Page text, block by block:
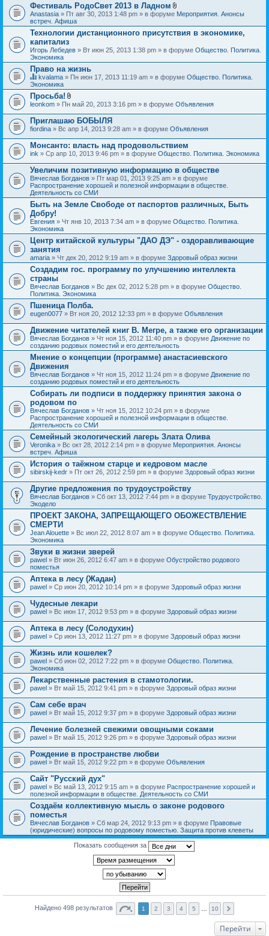
Фестиваль РодоСвет 2013 в Ладном
В
о
ж
н
и
я
Anastasia » Пт авг 30, 2013 1:48 pm » в форуме Мероприятия. Анонсы
встреч. Афиша
Технологии дистанционного присутствия в экономике,
капитализ
Игорь Лебедев » Вт июн 25, 2013 1:38 pm » в форуме Общество. Политика.
Экономика
Право на жизнь
Д
а
н
н
я
т
е
м
а
с
о
д
е
р
ж
и
т
о
п
р
о
с
.
kvalama » Пн июн 17, 2013 11:19 am » в форуме Общество. Политика.
Экономика
Просьба!
В
о
ж
е
н
и
я
leonkom » Пн май 20, 2013 3:16 pm » в форуме Объявления
Приглашаю БОБЫЛЯ
fiordina » Вс апр 14, 2013 9:28 am » в форуме Объявления
Монсанто: власть над продовольствием
ink » Ср апр 10, 2013 9:46 pm » в форуме Общество. Политика. Экономика
Увеличим позитивную информацию в обществе
Вячеслав Богданов » Пт мар 01, 2013 9:25 am » в форуме
Распространение хорошей и полезной информации в обществе.
Деятельность со СМИ
Быть на Земле Свободе от паспортов различных, Быть
Добру!
Евгения » Чт янв 10, 2013 7:34 am » в форуме Общество. Политика.
Экономика
Центр китайской культуры "ДАО ДЭ" - оздоравливающие
занятия
amaria » Чт дек 20, 2012 9:19 am » в форуме Здоровый образ жизни
Создадим гос. программу по улучшению интеллекта
страны
Вячеслав Богданов » Вс дек 02, 2012 5:28 pm » в форуме Общество.
Политика. Экономика
Пшеница Полба.
eugen0077 » Вт ноя 20, 2012 12:33 pm » в форуме Объявления
Движение читателей книг В. Мегре, а также его организации
Вячеслав Богданов » Чт ноя 15, 2012 11:40 pm » в форуме Движение по
созданию родовых поместий и его деятельность
Мнение о концепции (программе) анастасиевского
Движения
Вячеслав Богданов » Чт ноя 15, 2012 11:24 pm » в форуме Движение по
созданию родовых поместий и его деятельность
Собирать ли подписи в поддержку принятия закона о
родовом по
Вячеслав Богданов » Чт ноя 15, 2012 10:24 pm » в форуме
Распространение хорошей и полезной информации в обществе.
Деятельность со СМИ
Семейный экологический лагерь Злата Олива
Veronika » Вс окт 28, 2012 2:14 pm » в форуме Мероприятия. Анонсы
встреч. Афиша
История о таёжном старце и кедровом масле
sibirskij-kedr » Пт окт 26, 2012 2:59 pm » в форуме Здоровый образ жизни
Другие предложения по трудоустройству
Вячеслав Богданов » Сб окт 13, 2012 7:44 pm » в форуме Трудоустройство.
Экодело
ПРОЕКТ ЗАКОНА, ЗАПРЕЩАЮЩЕГО ОБОЖЕСТВЛЕНИЕ
СМЕРТИ
Jean Alouette » Вс июл 22, 2012 8:07 am » в форуме Общество. Политика.
Экономика
Звуки в жизни зверей
pawel » Вт июн 26, 2012 6:47 am » в форуме Обустройство родового
поместья
Аптека в лесу (Жадан)
pawel » Ср июн 20, 2012 10:14 pm » в форуме Здоровый образ жизни
Чудесные лекари
pawel » Вс июн 17, 2012 9:53 pm » в форуме Здоровый образ жизни
Аптека в лесу (Солодухин)
pawel » Ср июн 13, 2012 11:27 pm » в форуме Здоровый образ жизни
Жизнь или кошелек?
pawel » Сб июн 02, 2012 7:22 pm » в форуме Общество. Политика.
Экономика
Лекарственные растения в стамотологии.
pawel » Вт май 15, 2012 9:41 pm » в форуме Здоровый образ жизни
Сам себе врач
pawel » Вт май 15, 2012 9:37 pm » в форуме Здоровый образ жизни
Лечение болезней свежими овощными соками
pawel » Вт май 15, 2012 9:26 pm » в форуме Здоровый образ жизни
Рождение в пространстве любви
pawel » Вт май 15, 2012 9:22 pm » в форуме Объявления
Сайт "Русский дух"
pawel » Вс май 13, 2012 9:15 am » в форуме Распространение хорошей и
полезной информации в обществе. Деятельность со СМИ
Создаём коллективную мысль о законе родового
поместья
Вячеслав Богданов » Сб мар 24, 2012 9:13 pm » в форуме Правовые
(юридические) вопросы по родовому поместью. Защита против клеветы
Показать сообщения за
Найдено 498 результатов 1 2 3 4 5 10
Перейти